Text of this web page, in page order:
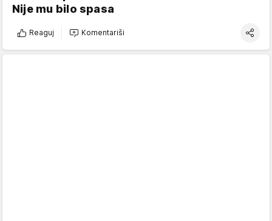
Nije mu bilo spasa
Reaguj Komentariši